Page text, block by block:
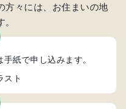
方々には、お住まいの地
紙で申し込みます。